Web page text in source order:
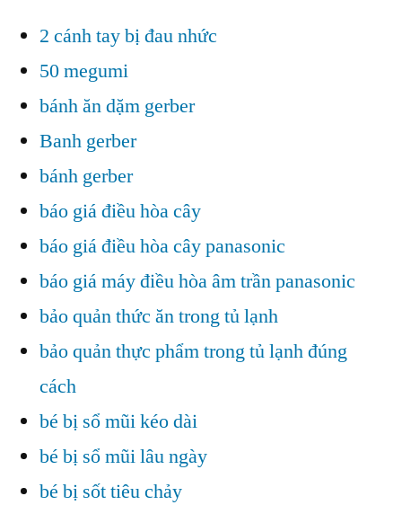
2 cánh tay bị đau nhức
50 megumi
bánh ăn dặm gerber
Banh gerber
bánh gerber
báo giá điều hòa cây
báo giá điều hòa cây panasonic
báo giá máy điều hòa âm trần panasonic
bảo quản thức ăn trong tủ lạnh
bảo quản thực phẩm trong tủ lạnh đúng
cách
bé bị sổ mũi kéo dài
bé bị sổ mũi lâu ngày
bé bị sốt tiêu chảy